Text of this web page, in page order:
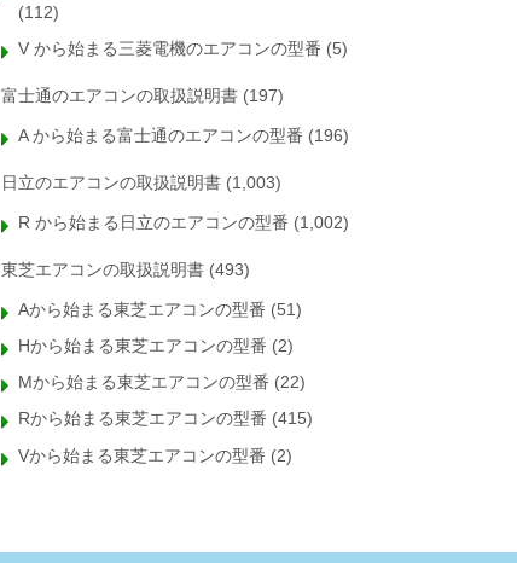
(112)
V から始まる三菱電機のエアコンの型番 (5)
富士通のエアコンの取扱説明書 (197)
A から始まる富士通のエアコンの型番 (196)
日立のエアコンの取扱説明書 (1,003)
R から始まる日立のエアコンの型番 (1,002)
東芝エアコンの取扱説明書 (493)
Aから始まる東芝エアコンの型番 (51)
Hから始まる東芝エアコンの型番 (2)
Mから始まる東芝エアコンの型番 (22)
Rから始まる東芝エアコンの型番 (415)
Vから始まる東芝エアコンの型番 (2)